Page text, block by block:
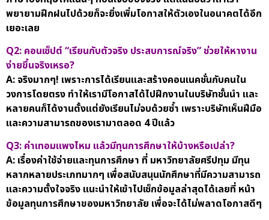
พยายามฝึกฝนไปด้วยก็จะยิ่งเพิ่มโอกาสให้ตัวเองในอนาคตได้อีก
เยอะเลย
Q2: คอนเซ็ปต์ “เรียนกับตัวจริง ประสบการณ์จริง” ช่วยให้หางาน
ง่ายขึ้นจริงเหรอ?
A: จริงมากๆ! เพราะการได้เรียนและสร้างคอนเนคชั่นกับคนใน
วงการโดยตรง ทำให้เรามีโอกาสได้ไปฝึกงานในบริษัทชั้นนำ และ
หลายคนก็ได้งานตั้งแต่ยังเรียนไม่จบด้วยซ้ำ เพราะบริษัทเห็นฝีมือ
และความสามารถของเรามาตลอด 4 ปีแล้ว
Q3: ค่าเทอมแพงไหม แล้วมีทุนการศึกษาให้บ้างหรือเปล่า?
A: เรื่องค่าใช้จ่ายและทุนการศึกษา ที่ มหาวิทยาลัยศรีปทุม มีทุน
หลากหลายประเภทมากๆ เพื่อสนับสนุนนักศึกษาที่มีความสามารถ
และความตั้งใจจริง แนะนำให้เข้าไปเช็กข้อมูลล่าสุดได้เลยที่ หน้า
ข้อมูลทุนการศึกษาของมหาวิทยาลัย เพื่อจะได้ไม่พลาดโอกาสดีๆ